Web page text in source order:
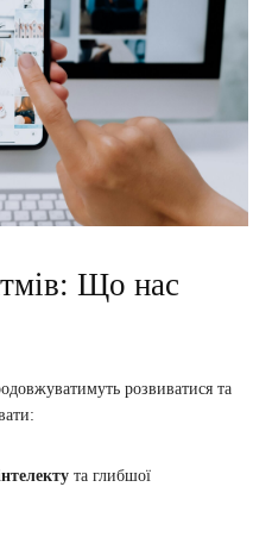
Що нас
розвиватися та
та глибшої